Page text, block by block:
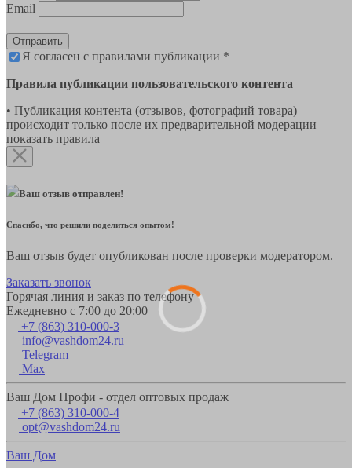
Email
Отправить
Я согласен с правилами публикации *
Правила публикации пользовательского контента
• Публикация контента (отзывов, фотографий товара)
происходит только после их предварительной модерации
показать правила
Ваш отзыв отправлен!
Спасибо, что решили поделиться опытом!
Ваш отзыв будет опубликован после проверки модератором.
Заказать звонок
Горячая линия и заказ по телефону
Ежедневно с 7:00 до 20:00
+7 (863) 310-000-3
info@vashdom24.ru
Telegram
Max
Ваш Дом Профи - отдел оптовых продаж
+7 (863) 310-000-4
opt@vashdom24.ru
Ваш Дом